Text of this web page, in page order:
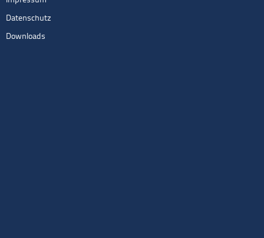
Datenschutz
Downloads